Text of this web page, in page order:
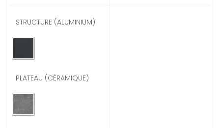
STRUCTURE (ALUMINIUM)
PLATEAU (CÉRAMIQUE)